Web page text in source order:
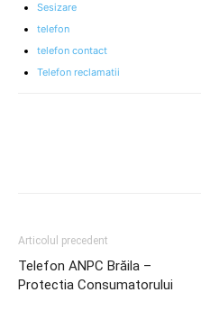
Sesizare
telefon
telefon contact
Telefon reclamatii
Articolul precedent
Telefon ANPC Brăila –
Protectia Consumatorului